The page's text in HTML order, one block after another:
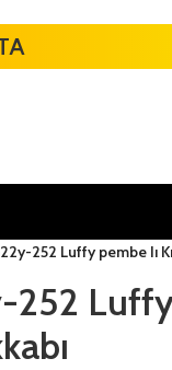
252 Luffy pembe Iı
Luffy